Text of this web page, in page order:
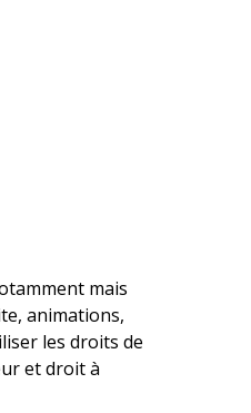
mais
animations,
les droits de
et droit à